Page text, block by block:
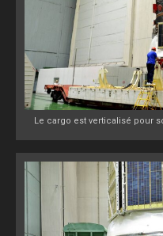
Le cargo est verticalisé pour